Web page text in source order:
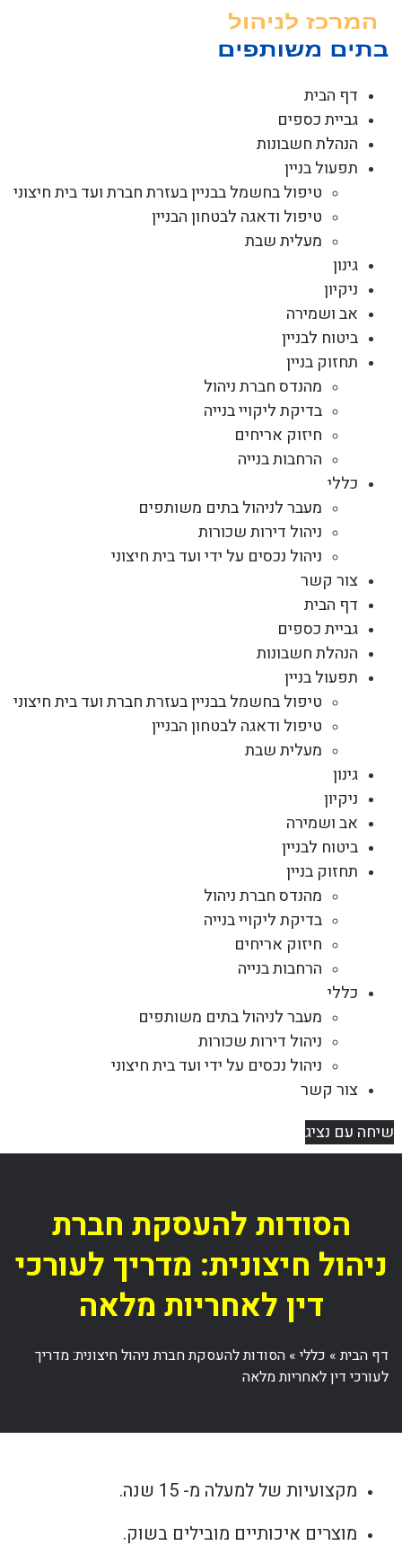
דף הבית
גביית כספים
הנהלת חשבונות
תפעול בניין
טיפול בחשמל בבניין בעזרת חברת ועד בית חיצוני
טיפול ודאגה לבטחון הבניין
מעלית שבת
גינון
ניקיון
אב ושמירה
ביטוח לבניין
תחזוק בניין
מהנדס חברת ניהול
בדיקת ליקויי בנייה
חיזוק אריחים
הרחבות בנייה
כללי
מעבר לניהול בתים משותפים
ניהול דירות שכורות
ניהול נכסים על ידי ועד בית חיצוני
צור קשר
דף הבית
גביית כספים
הנהלת חשבונות
תפעול בניין
טיפול בחשמל בבניין בעזרת חברת ועד בית חיצוני
טיפול ודאגה לבטחון הבניין
מעלית שבת
גינון
ניקיון
אב ושמירה
ביטוח לבניין
תחזוק בניין
מהנדס חברת ניהול
בדיקת ליקויי בנייה
חיזוק אריחים
הרחבות בנייה
כללי
מעבר לניהול בתים משותפים
ניהול דירות שכורות
ניהול נכסים על ידי ועד בית חיצוני
צור קשר
שיחה עם נציג
הסודות להעסקת חברת
ניהול חיצונית: מדריך לעורכי
דין לאחריות מלאה
דף הבית» כללי» הסודות להעסקת חברת ניהול חיצונית: מדריך
לעורכי דין לאחריות מלאה
מקצועיות של למעלה מ- 15 שנה.
מוצרים איכותיים מובילים בשוק.